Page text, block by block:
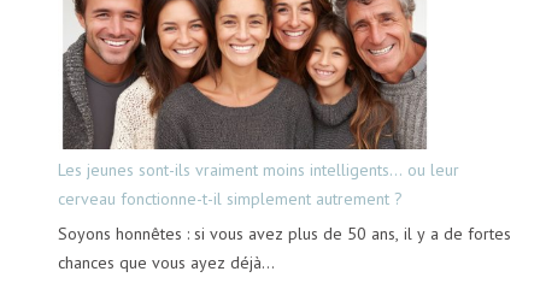
Les jeunes sont-ils vraiment moins intelligents… ou leur
cerveau fonctionne-t-il simplement autrement ?
Soyons honnêtes : si vous avez plus de 50 ans, il y a de fortes
chances que vous ayez déjà…